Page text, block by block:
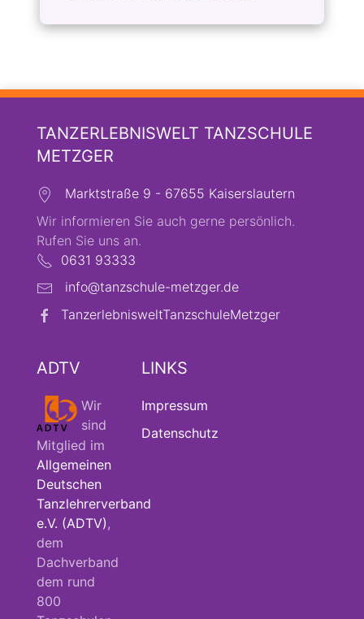
TANZERLEBNISWELT TANZSCHULE
METZGER
Marktstraße 9 - 67655 Kaiserslautern
Wir informieren Sie auch gerne persönlich.
Rufen Sie uns an.
0631 93333
info@tanzschule-metzger.de
TanzerlebnisweltTanzschuleMetzger
ADTV
Wir
sind
Mitglied im
Allgemeinen
Deutschen
Tanzlehrerverband
e.V. (ADTV) ,
dem
Dachverband
dem rund
800
LINKS
Impressum
Datenschutz